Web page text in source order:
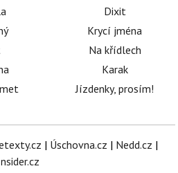
Dixit
Krycí jména
Na křídlech
Karak
Jízdenky, prosím!
| Úschovna.cz | Nedd.cz |